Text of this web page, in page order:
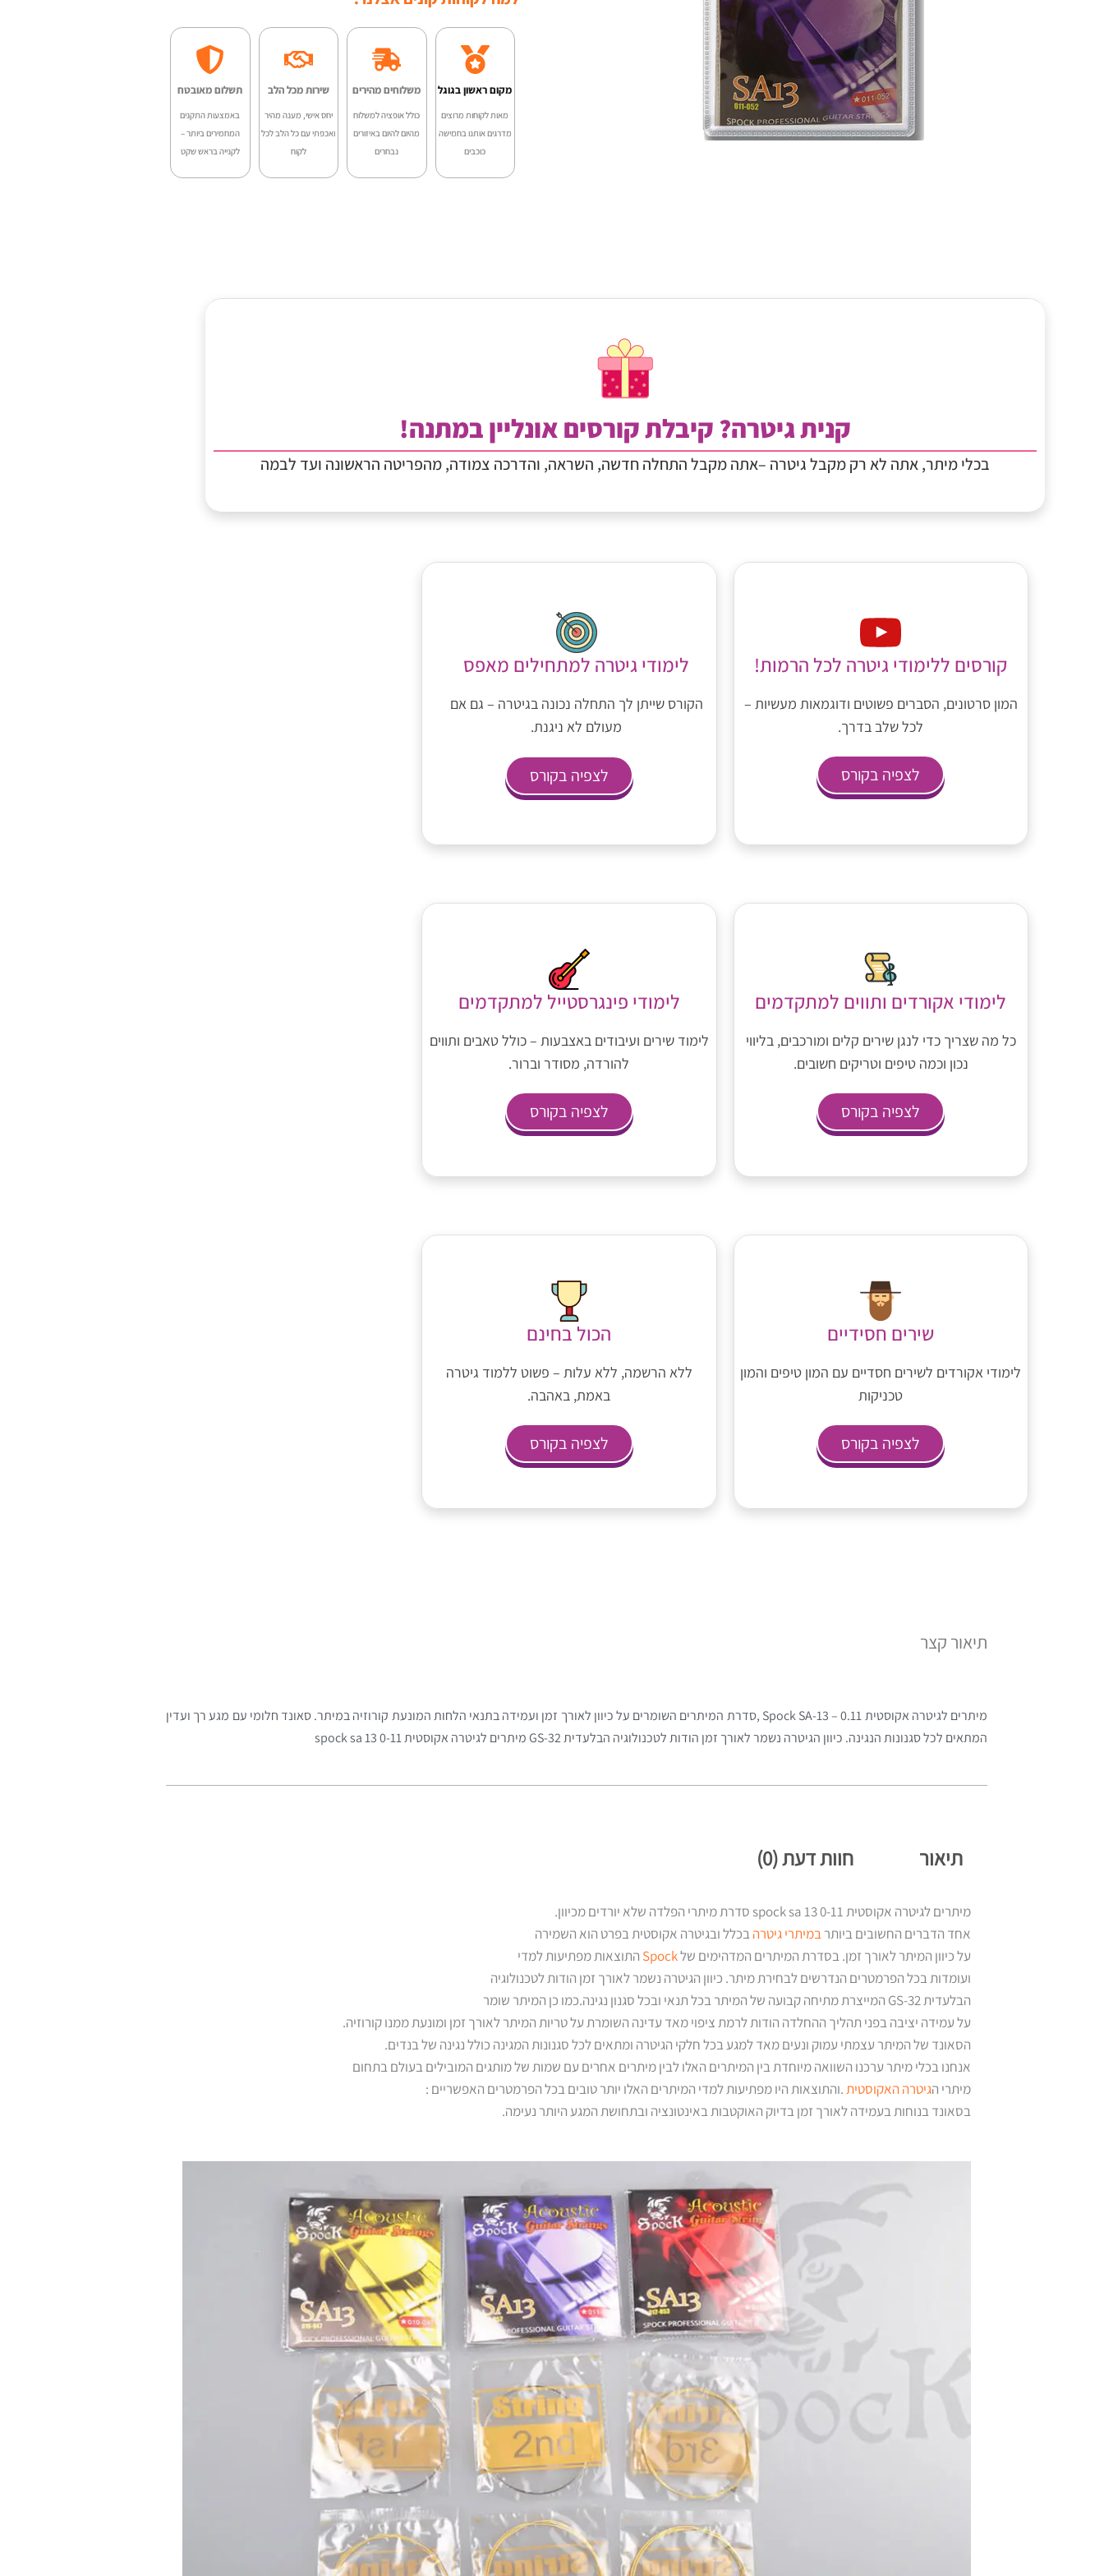
SA-
0.11
מקום ראשון בגוגל
מאות לקוחות מרוצים
מדרגים אותנו בחמישה
כוכבים
משלוחים מהירים
כולל אופציה למשלוח
מהיום להיום באיזורים
נבחרים
שירות מכל הלב
יחס אישי, מענה מהיר
ואכפתי עם כל הלב לכל
לקוח
תשלום מאובטח
באמצעות התקנים
המחמירים ביותר –
לקנייה בראש שקט
קנית גיטרה? קיבלת קורסים אונליין במתנה!
בכלי מיתר, אתה לא רק מקבל גיטרה –אתה מקבל התחלה חדשה, השראה, והדרכה צמודה, מהפריטה הראשונה ועד לבמה
קורסים ללימודי גיטרה לכל הרמות!
המון סרטונים, הסברים פשוטים ודוגמאות מעשיות –
לכל שלב בדרך.
לצפיה בקורס
לימודי גיטרה למתחילים מאפס
הקורס שייתן לך התחלה נכונה בגיטרה – גם אם
מעולם לא ניגנת.
לצפיה בקורס
לימודי אקורדים ותווים למתקדמים
כל מה שצריך כדי לנגן שירים קלים ומורכבים, בליווי
נכון וכמה טיפים וטריקים חשובים.
לצפיה בקורס
לימודי פינגרסטייל למתקדמים
לימוד שירים ועיבודים באצבעות – כולל טאבים ותווים
להורדה, מסודר וברור.
לצפיה בקורס
שירים חסידיים
לימודי אקורדים לשירים חסדיים עם המון טיפים והמון
טכניקות
לצפיה בקורס
הכול בחינם
ללא הרשמה, ללא עלות – פשוט ללמוד גיטרה
באמת, באהבה.
לצפיה בקורס
תיאור קצר
מיתרים לגיטרה אקוסטית Spock SA-13 – 0.11 ,סדרת המיתרים השומרים על כיוון לאורך זמן ועמידה בתנאי הלחות המונעת קורוזיה במיתר. סאונד חלומי עם מגע רך ועדין
המתאים לכל סגנונות הנגינה. כיוון הגיטרה נשמר לאורך זמן הודות לטכנולוגיה הבלעדית GS-32 מיתרים לגיטרה אקוסטית spock sa 13 0-11
תיאור חוות דעת (0)
מיתרים לגיטרה אקוסטית spock sa 13 0-11 סדרת מיתרי הפלדה שלא יורדים מכיוון.
אחד הדברים החשובים ביותרבמיתרי גיטרהבכלל ובגיטרה אקוסטית בפרט הוא השמירה
על כיוון המיתר לאורך זמן. בסדרת המיתרים המדהימים שלSpock התוצאות מפתיעות למדי
ועומדות בכל הפרמטרים הנדרשים לבחירת מיתר. כיוון הגיטרה נשמר לאורך זמן הודות לטכנולוגיה
הבלעדית GS-32 המייצרת מתיחה קבועה של המיתר בכל תנאי ובכל סגנון נגינה.כמו כן המיתר שומר
על עמידה יציבה בפני תהליך ההחלדה הודות לרמת ציפוי מאד עדינה השומרת על טריות המיתר לאורך זמן ומונעת ממנו קורוזיה.
הסאונד של המיתר עצמתי עמוק ונעים מאד למגע בכל חלקי הגיטרה ומתאים לכל סגנונות המגינה כולל נגינה של בנדים.
אנחנו בכלי מיתר ערכנו השוואה מיוחדת בין המיתרים האלו לבין מיתרים אחרים עם שמות של מותגים המובילים בעולם בתחום
מיתרי הגיטרה האקוסטית.והתוצאות היו מפתיעות למדי המיתרים האלו יותר טובים בכל הפרמטרים האפשריים :
בסאונד בנוחות בעמידה לאורך זמן בדיוק האוקטבות באינטונציה ובתחושת המגע היותר נעימה.